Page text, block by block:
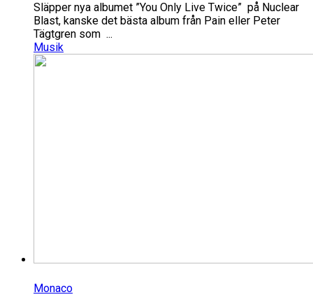
Släpper nya albumet ”You Only Live Twice” på Nuclear
Blast, kanske det bästa album från Pain eller Peter
Tägtgren som ...
Musik
Monaco